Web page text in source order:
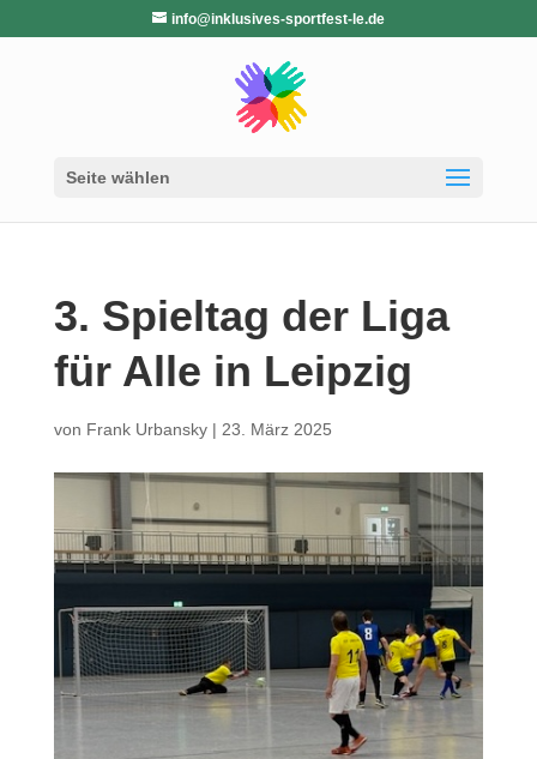
info@inklusives-sportfest-le.de
Seite wählen
3.⁠ ⁠Spieltag der Liga
für Alle in Leipzig
von Frank Urbansky| 23. März 2025